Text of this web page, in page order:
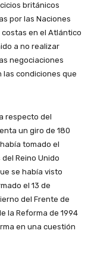
británicos
por las Naciones
en el Atlántico
a no realizar
negociaciones
las condiciones que
respecto del
un giro de 180
tomado el
Reino Unido
se había visto
el 13 de
del Frente de
la Reforma de 1994
en una cuestión